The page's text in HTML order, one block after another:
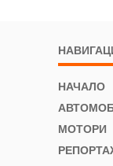
НАЧАЛО
МОТОРИ